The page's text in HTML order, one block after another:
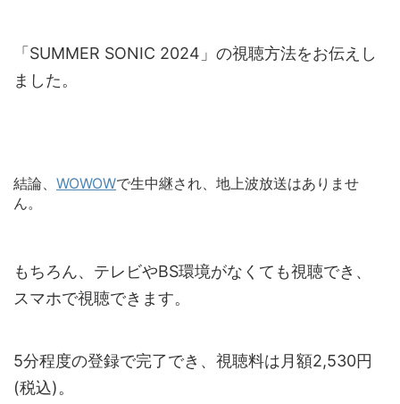
「SUMMER SONIC 2024」の視聴方法をお伝えし
ました。
結論、 WOWOWで生中継され、地上波放送はありませ
ん。
もちろん、テレビやBS環境がなくても視聴でき、
スマホで視聴できます。
5分程度の登録で完了でき、視聴料は月額2,530円
(税込)。